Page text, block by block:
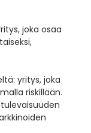
joka osaa
yritys, joka
riskillään.